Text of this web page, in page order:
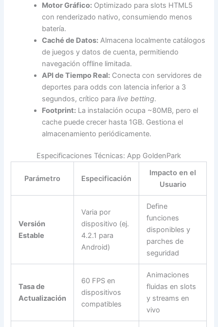
Motor Gráfico: Optimizado para slots HTML5
con renderizado nativo, consumiendo menos
batería.
Caché de Datos: Almacena localmente catálogos
de juegos y datos de cuenta, permitiendo
navegación offline limitada.
API de Tiempo Real: Conecta con servidores de
deportes para odds con latencia inferior a 3
segundos, crítico paralive betting.
Footprint: La instalación ocupa ~80MB, pero el
cache puede crecer hasta 1GB. Gestiona el
almacenamiento periódicamente.
Especificaciones Técnicas: App GoldenPark
Parámetro Especificación
Impacto en el
Usuario
Versión
Estable
Varia por
dispositivo (ej.
4.2.1 para
Android)
Define
funciones
disponibles y
parches de
seguridad
Tasa de
Actualización
60 FPS en
dispositivos
compatibles
Animaciones
fluidas en slots
y streams en
vivo